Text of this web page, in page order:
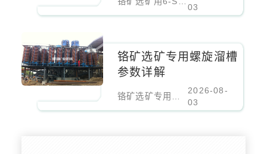
03
铬矿选矿专用螺旋溜槽
参数详解
铬矿选矿专用螺旋溜槽参数详解
2026-08-
03